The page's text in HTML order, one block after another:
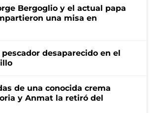
Bergoglio y el actual papa
una misa en
desaparecido en el
de una conocida crema
y Anmat la retiró del